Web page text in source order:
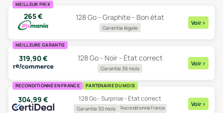
MEILLEUR PRIX
265€ 128 Go - Graphite - Bon état
Garantie légale
Voir >
MEILLEURE GARANTIE
319,90€ 128 Go - Noir - État correct
Garantie 36 mois
Voir >
RECONDITIONNÉ EN FRANCE PARTENAIRE DU MOIS
304,99 € 128 Go - Surprise - État correct
Garantie 30 mois Reconditionné France
Voir >